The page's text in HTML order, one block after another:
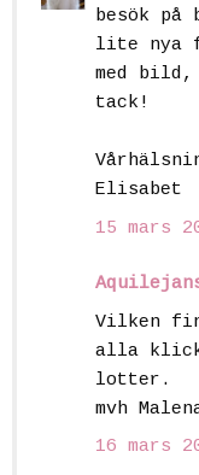
besök på
lite nya
med
tack!
Elisabet
15 mars
Vilken
alla
lotter.
mvh
16 mars